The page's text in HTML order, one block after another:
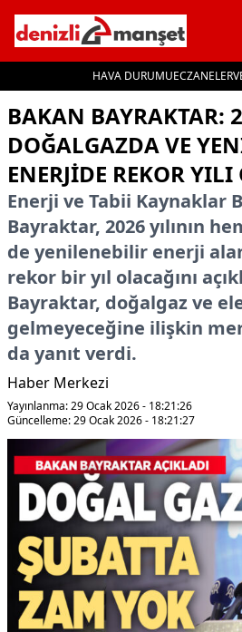
HAVA DURUMUECZANELER
BAKAN BAYRAKTAR:
DOĞALGAZDA VE
ENERJIDE REKOR
Enerji ve Tabii Kaynaklar
Bayraktar, 2026 yılının
de yenilenebilir enerji
rekor bir yıl olacağını
Bayraktar, doğalgaz ve
gelmeyeceğine ilişkin
da yanıt verdi.
Haber Merkezi
Yayınlanma: 29 Ocak 2026 - 18:21:26
Güncelleme: 29 Ocak 2026 - 18:21:27